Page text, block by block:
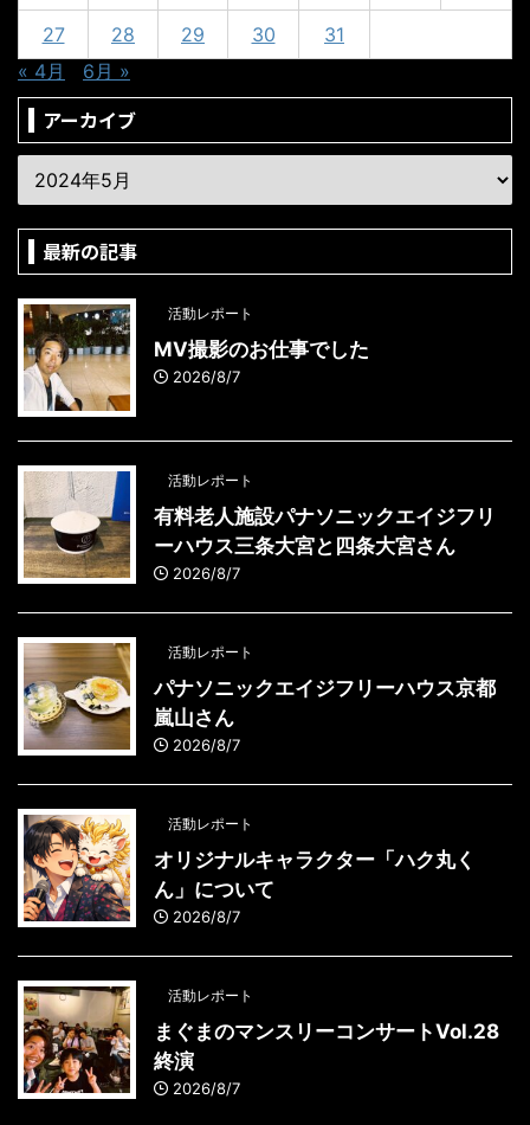
27 28 29 30
31
« 4月
6月 »
アーカイブ
最新の記事
活動レポート
MV撮影のお仕事でした
2026/8/7
活動レポート
有料老人施設パナソニックエイジフリ
ーハウス三条大宮と四条大宮さん
2026/8/7
活動レポート
パナソニックエイジフリーハウス京都
嵐山さん
2026/8/7
活動レポート
オリジナルキャラクター「ハク丸く
ん」について
2026/8/7
活動レポート
まぐまのマンスリーコンサートVol.28
終演
2026/8/7